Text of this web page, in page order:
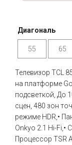
Диагональ
55 65
Телевизор TCL
на платформе
подсветкой, До
сцен, 480 зон
режиме HDR,•
Onkyo 2.1 Hi-Fi,•
Процессор TSR